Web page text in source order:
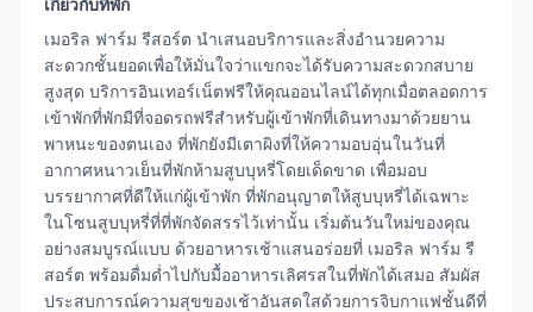
เกี่ยวกับที่พัก
เมอริล ฟาร์ม รีสอร์ต นำเสนอบริการและสิ่งอำนวยความ
สะดวกชั้นยอดเพื่อให้มั่นใจว่าแขกจะได้รับความสะดวกสบาย
สูงสุด บริการอินเทอร์เน็ตฟรีให้คุณออนไลน์ได้ทุกเมื่อตลอดการ
เข้าพักที่พักมีที่จอดรถฟรีสำหรับผู้เข้าพักที่เดินทางมาด้วยยาน
พาหนะของตนเอง ที่พักยังมีเตาผิงที่ให้ความอบอุ่นในวันที่
อากาศหนาวเย็นที่พักห้ามสูบบุหรี่โดยเด็ดขาด เพื่อมอบ
บรรยากาศที่ดีให้แก่ผู้เข้าพัก ที่พักอนุญาตให้สูบบุหรี่ได้เฉพาะ
ในโซนสูบบุหรี่ที่ที่พักจัดสรรไว้เท่านั้น เริ่มต้นวันใหม่ของคุณ
อย่างสมบูรณ์แบบ ด้วยอาหารเช้าแสนอร่อยที่ เมอริล ฟาร์ม รี
สอร์ต พร้อมดื่มด่ำไปกับมื้ออาหารเลิศรสในที่พักได้เสมอ สัมผัส
ประสบการณ์ความสุขของเช้าอันสดใสด้วยการจิบกาแฟชั้นดีที่